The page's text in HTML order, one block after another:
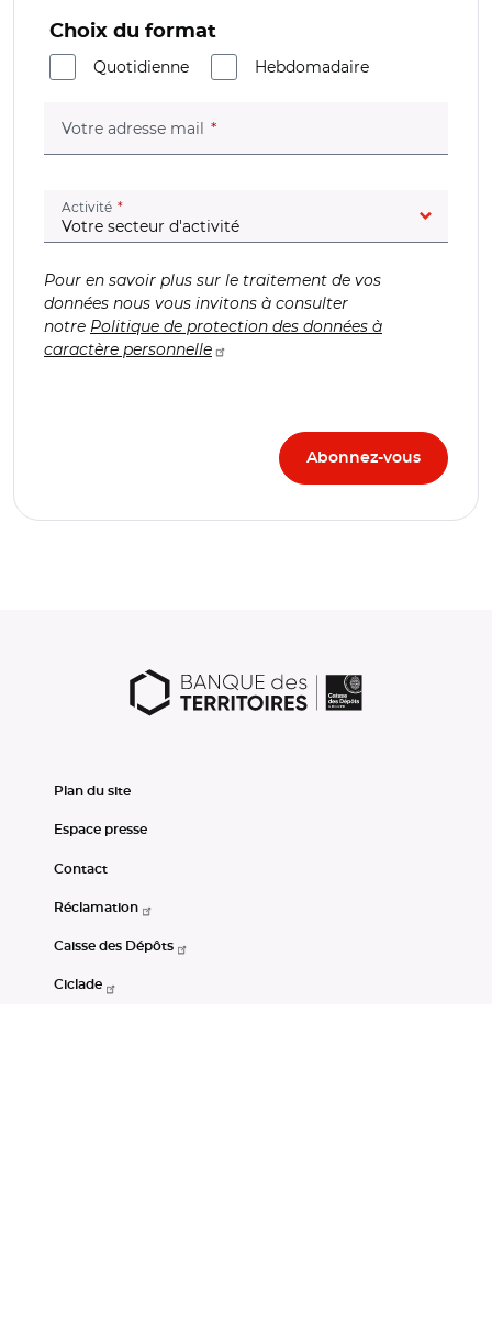
Choix du format
Quotidienne
Hebdomadaire
Votre adresse mail (champ obligatoire)
Activité (champ obligatoire)
Pour en savoir plus sur le traitement de vos
données nous vous invitons à consulter
notre Politique de protection des données à
caractère personnelle
Plan du site
Espace presse
Contact
Réclamation
Caisse des Dépôts
Ciclade